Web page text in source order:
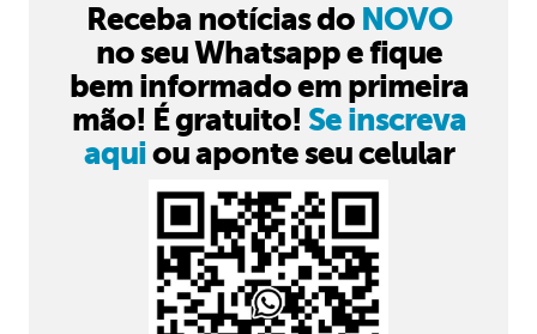
Receba notícias do NOVO
no seu Whatsapp e fique
bem informado em primeira
mão! É gratuito! Se inscreva
aquiou aponte seu celular